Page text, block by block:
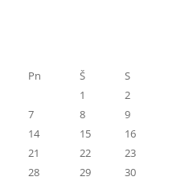
Pn Š
S
1
2
7 8
9
14 15
16
21 22
23
28 29
30